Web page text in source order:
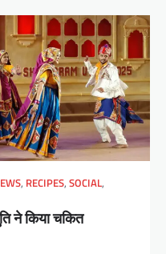
, RECIPES, SOCIAL,
ने किया चकित